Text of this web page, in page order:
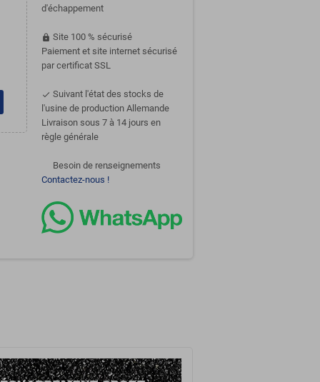
d'échappement
https Site 100 % sécurisé
Paiement et site internet sécurisé
par certificat SSL
done Suivant l'état des stocks de
l'usine de production Allemande
Livraison sous 7 à 14 jours en
règle générale
support-agent
Besoin de renseignements
Contactez-nous !